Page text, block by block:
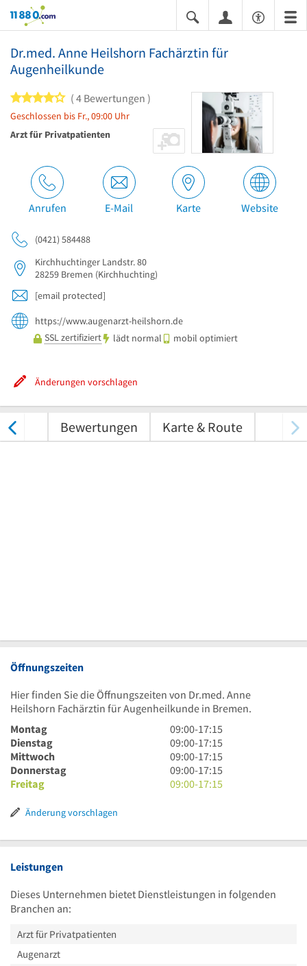
11880.com
Dr.med. Anne Heilshorn Fachärztin für
Augenheilkunde
4 von 5 Sternen
4 Bewertungen
Geschlossen bis Fr., 09:00 Uhr
Arzt für Privatpatienten
Anrufen E-Mail Karte Website
(0421) 584488
Kirchhuchtinger Landstr. 80
28259 Bremen (Kirchhuchting)
[email protected]
https://www.augenarzt-heilshorn.de
SSL zertifiziert
lädt normal mobil optimiert
Änderungen vorschlagen
Bewertungen Karte & Route
Öffnungszeiten
Hier finden Sie die Öffnungszeiten von Dr.med. Anne
Heilshorn Fachärztin für Augenheilkunde in Bremen.
Montag
9
Uhr
bis
17
Uhr
09:00-17:15
Dienstag
9
Uhr
bis
17
09:00-17:15
Mittwoch
9
Uhr
bis
09:00-17:15
Donnerstag
9
Uhr
15
09:00-17:15
Freitag
9
Uhr
09:00-17:15
Änderung vorschlagen
Leistungen
Dieses Unternehmen bietet Dienstleistungen in folgenden
Branchen an:
Arzt für Privatpatienten
Augenarzt